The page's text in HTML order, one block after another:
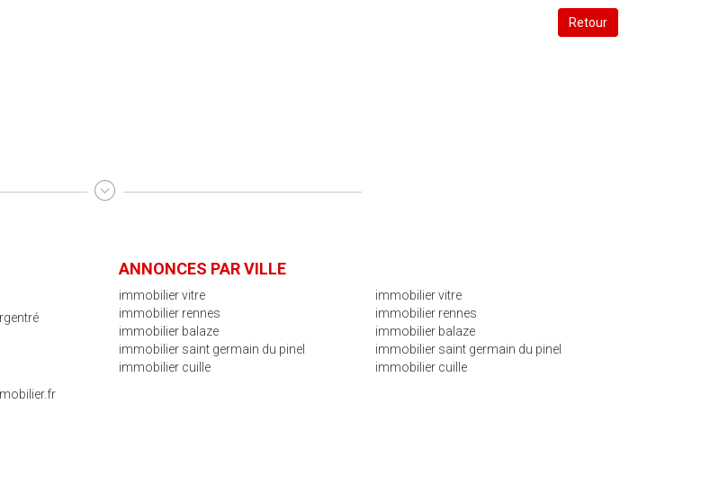
ANNONCES PAR VILLE
immobilier vitre
immobilier rennes
immobilier balaze
immobilier saint germain du pinel
immobilier cuille
immobilier vitre
immobilier rennes
immobilier balaze
immobilier saint germain du pinel
immobilier cuille